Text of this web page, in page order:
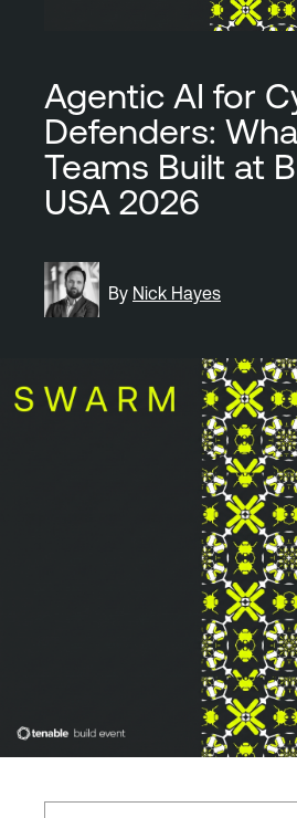
Agentic AI for
Defenders:
Teams Built at
USA 2026
By Nick Hayes